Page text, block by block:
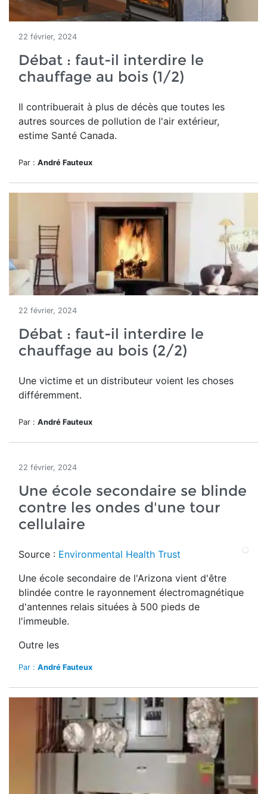
22 février, 2024
Débat : faut-il interdire le
chauffage au bois (1/2)
Il contribuerait à plus de décès que toutes les
autres sources de pollution de l'air extérieur,
estime Santé Canada.
Par : André Fauteux
22 février, 2024
Débat : faut-il interdire le
chauffage au bois (2/2)
Une victime et un distributeur voient les choses
différemment.
Par : André Fauteux
22 février, 2024
Une école secondaire se blinde
contre les ondes d'une tour
cellulaire
Source : Environmental Health Trust
Une école secondaire de l'Arizona vient d'être
blindée contre le rayonnement électromagnétique
d'antennes relais situées à 500 pieds de
l'immeuble.
Outre les
Par : André Fauteux